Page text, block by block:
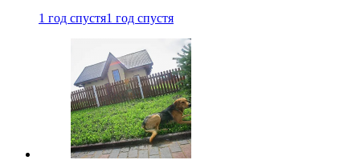
1 год спустя1 год спустя